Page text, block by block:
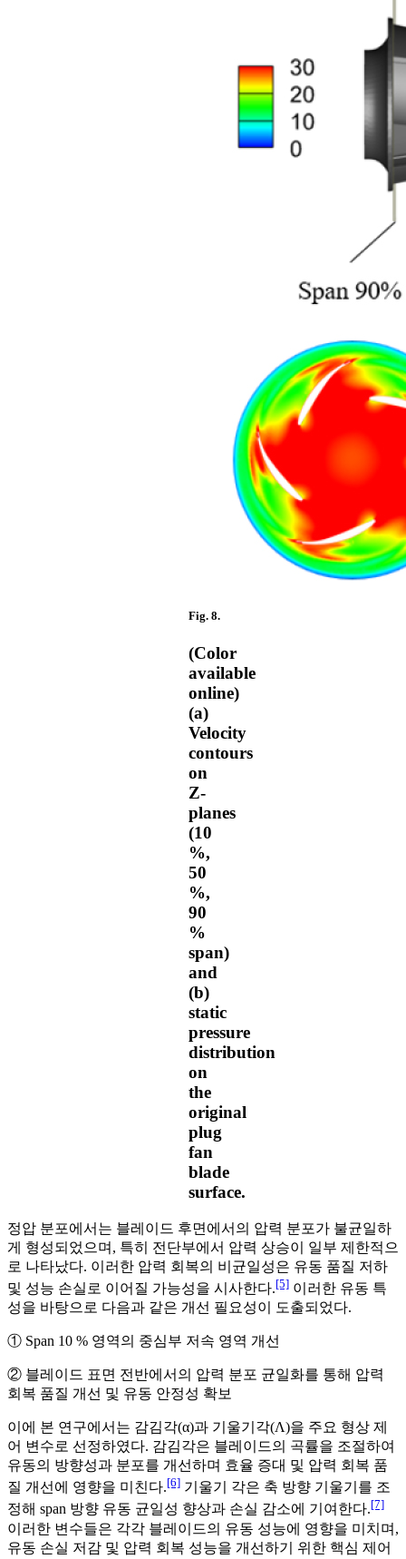
Fig. 8.
(Color
available
online)
(a)
Velocity
contours
on
Z-
planes
(10
%,
50
%,
90
%
span)
and
(b)
static
pressure
distribution
on
the
original
plug
fan
blade
surface.
정압 분포에서는 블레이드 후면에서의 압력 분포가 불균일하
게 형성되었으며, 특히 전단부에서 압력 상승이 일부 제한적으
로 나타났다. 이러한 압력 회복의 비균일성은 유동 품질 저하
및 성능 손실로 이어질 가능성을 시사한다.[5] 이러한 유동 특
성을 바탕으로 다음과 같은 개선 필요성이 도출되었다.
① Span 10 % 영역의 중심부 저속 영역 개선
② 블레이드 표면 전반에서의 압력 분포 균일화를 통해 압력
회복 품질 개선 및 유동 안정성 확보
이에 본 연구에서는 감김각(α)과 기울기각(Λ)을 주요 형상 제
어 변수로 선정하였다. 감김각은 블레이드의 곡률을 조절하여
유동의 방향성과 분포를 개선하며 효율 증대 및 압력 회복 품
질 개선에 영향을 미친다.[6] 기울기 각은 축 방향 기울기를 조
정해 span 방향 유동 균일성 향상과 손실 감소에 기여한다.[7]
이러한 변수들은 각각 블레이드의 유동 성능에 영향을 미치며,
유동 손실 저감 및 압력 회복 성능을 개선하기 위한 핵심 제어